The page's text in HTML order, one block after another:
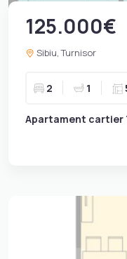
125.000€
Sibiu, Turnisor
2 1
Apartament cartier